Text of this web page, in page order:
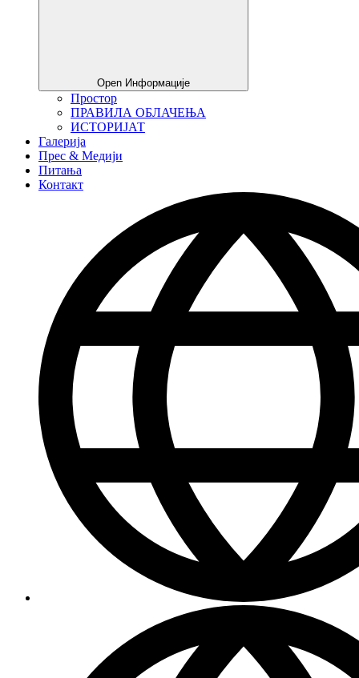
Open Информације
Простор
ПРАВИЛА ОБЛАЧЕЊА
ИСТОРИЈАТ
Галерија
Прес & Медији
Питања
Контакт